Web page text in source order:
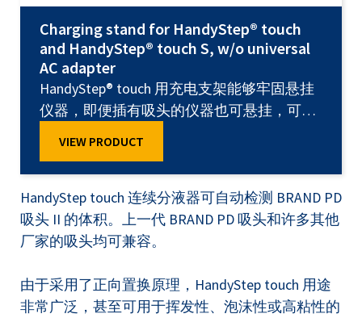
Charging stand for HandyStep® touch
and HandyStep® touch S, w/o universal
AC adapter
HandyStep® touch 用充电支架能够牢固悬挂
仪器，即便插有吸头的仪器也可悬挂，可以
可充电。仪器放入充电支架便可开始充电过
程。充电支架底座上的蓝色 LED 状态指示灯
显示充状态：LED 亮起：仪器正在充电LED
不亮：仪器充满电该充电支架可用于
VIEW PRODUCT
HandyStep touch 连续分液器可自动检测 BRAND PD
吸头 II 的体积。上一代 BRAND PD 吸头和许多其他
厂家的吸头均可兼容。
由于采用了正向置换原理，HandyStep touch 用途
非常广泛，甚至可用于挥发性、泡沫性或高粘性的